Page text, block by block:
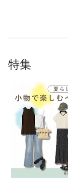
特集